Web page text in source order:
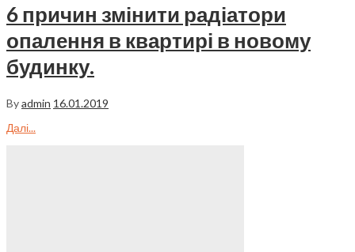
6 причин змінити радіатори
опалення в квартирі в новому
будинку.
Byadmin 16.01.2019
Далі...